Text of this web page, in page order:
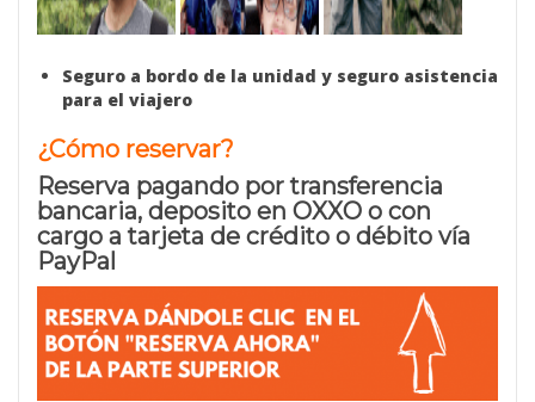
Seguro a bordo de la unidad y seguro asistencia
para el viajero
¿Cómo reservar?
Reserva pagando por transferencia
bancaria, deposito en OXXO o con
cargo a tarjeta de crédito o débito vía
PayPal